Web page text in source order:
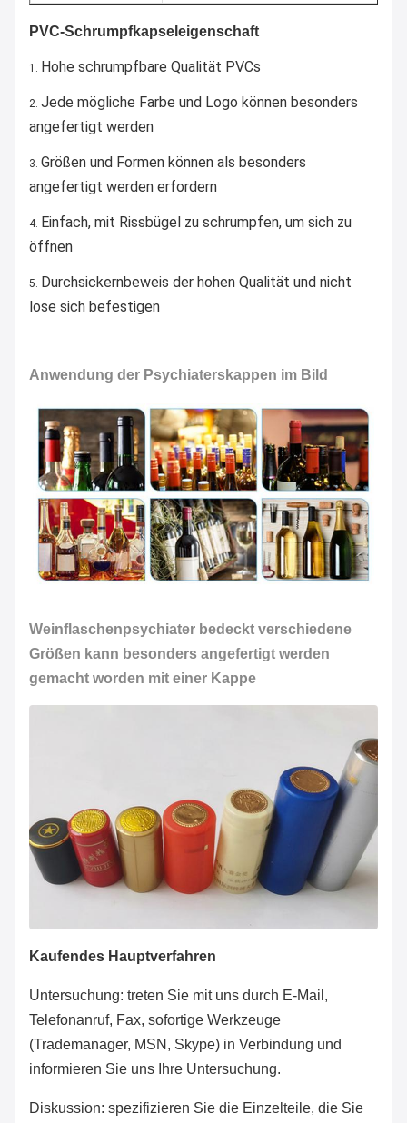
PVC-Schrumpfkapseleigenschaft
1. Hohe schrumpfbare Qualität PVCs
2. Jede mögliche Farbe und Logo können besonders
angefertigt werden
3. Größen und Formen können als besonders
angefertigt werden erfordern
4. Einfach, mit Rissbügel zu schrumpfen, um sich zu
öffnen
5. Durchsickernbeweis der hohen Qualität und nicht
lose sich befestigen
Anwendung der Psychiaterskappen im Bild
Weinflaschenpsychiater bedeckt verschiedene
Größen kann besonders angefertigt werden
gemacht worden mit einer Kappe
Kaufendes Hauptverfahren
Untersuchung: treten Sie mit uns durch E-Mail,
Telefonanruf, Fax, sofortige Werkzeuge
(Trademanager, MSN, Skype) in Verbindung und
informieren Sie uns Ihre Untersuchung.
Diskussion: spezifizieren Sie die Einzelteile, die Sie